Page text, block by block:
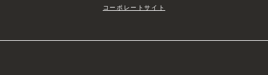
コーポレートサイト